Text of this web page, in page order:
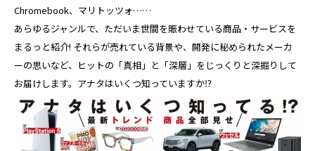
Chromebook、マリトッツォ……
あらゆるジャンルで、ただいま世間を賑わせている商品・サービスを
まるっと紹介! それらが売れている背景や、開発に秘められたメーカ
ーの思いなど、ヒットの「真相」と「深層」をじっくりと深掘りして
お届けします。アナタはいくつ知っていますか⁉